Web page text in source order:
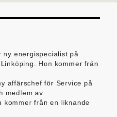
ny energispecialist på
Hon kommer från
affärschef för Service på
medlem av
kommer från en liknande